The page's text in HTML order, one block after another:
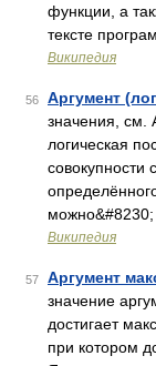
функции, а
тексте
Википедия
56 Аргумент
значения, см.
логическая
совокупности
можно&#8230;
Википедия
57 Аргумент
значение
достигает
при котором